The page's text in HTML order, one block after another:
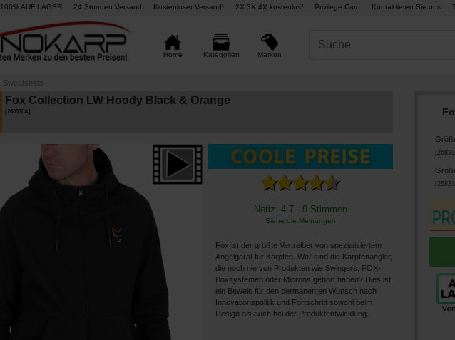
100% AUF LAGER 24 Stunden Versand Kostenloser Versand¹ 2X 3X 4X kostenlos² Privilege Card Kontaktieren Sie uns
Home Kategorien Marken
Sweatshirts
Fox Collection LW Hoody Black & Orange
268330A]
Notiz: 4.7 - 9 Stimmen
Siehe die Meinungen
Fox ist der größte Vertreiber von spezialisiertem
Angelgerät für Karpfen. Wer sind die Karpfenangler,
die noch nie von Produkten wie Swingers, FOX-
Boxsystemen oder Microns gehört haben? Dies ist
ein Beweis für den permanenten Wunsch nach
Innovationspolitik und Fortschritt sowohl beim
Design als auch bei der Produktentwicklung.